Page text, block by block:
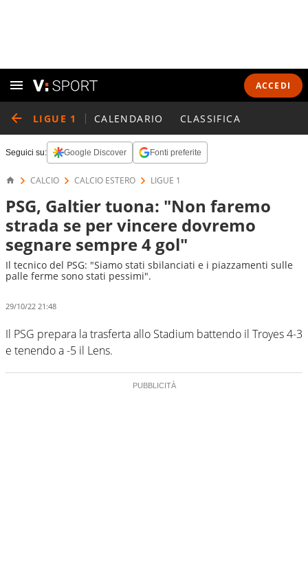
ACCEDI
LIGUE 1 CALENDARIO CLASSIFICA
Seguici su: Google Discover Fonti preferite
CALCIO CALCIO ESTERO LIGUE 1
PSG, Galtier tuona: "Non faremo
strada se per vincere dovremo
segnare sempre 4 gol"
Il tecnico del PSG: "Siamo stati sbilanciati e i piazzamenti sulle
palle ferme sono stati pessimi".
29/10/22 21:48
Il PSG prepara la trasferta allo Stadium battendo il Troyes 4-3
e tenendo a -5 il Lens.